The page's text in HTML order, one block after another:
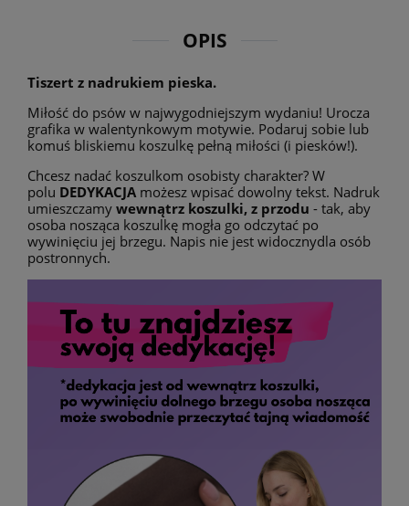
OPIS
Tiszert z nadrukiem pieska.
Miłość do psów w najwygodniejszym wydaniu! Urocza
grafika w walentynkowym motywie. Podaruj sobie lub
komuś bliskiemu koszulkę pełną miłości (i piesków!).
Chcesz nadać koszulkom osobisty charakter? W
polu DEDYKACJA możesz wpisać dowolny tekst. Nadruk
umieszczamy wewnątrz koszulki, z przodu - tak, aby
osoba nosząca koszulkę mogła go odczytać po
wywinięciu jej brzegu. Napis nie jest widocznydla osób
postronnych.